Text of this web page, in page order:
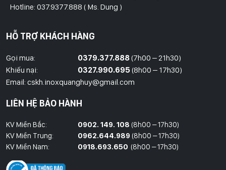
Hotline: 037.9377.888 ( Ms. Dung )
Hồ Chí Minh
Hotline: 09786.01.388 ( Mr. Huy )
Thái Bình
Hotline: 037.9377.888 ( Ms. Dung )
Đồng Nai
Địa Chỉ : 1066- QL 51 Tổ 3- Ấp Đồng- Phước Tân- Biên Hòa
HỖ TRỢ KHÁCH HÀNG
Gọi mua: 0379.377.888(7h00 – 21h30)
Khiếu nại:
0327.990.695(8h00 – 17h30)
Email: cskh.inoxquanghuy@gmail.com
LIÊN HỆ BẢO HÀNH
KV Miền Bắc: 0902. 149. 108 (8h00 – 17h30)
KV Miền Trung:
0962.644.989 (8h00 – 17h30)
KV Miền Nam:
0918.693.650 (8h00 – 17h30)